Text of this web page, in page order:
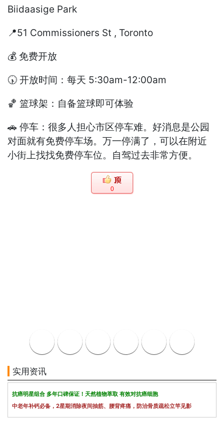
Biidaasige Park
📍51 Commissioners St , Toronto
💰 免费开放
🕠 开放时间：每天 5:30am-12:00am
🏀 篮球架：自备篮球即可体验
🚗 停车：很多人担心市区停车难。好消息是公园
对面就有免费停车场。万一停满了，可以在附近
小街上找找免费停车位。自驾过去非常方便。
0
实用资讯
抗癌明星组合 多年口碑保证！天然植物萃取 有效对抗癌细胞
中老年补钙必备，2星期消除夜间抽筋、腰背疼痛，防治骨质疏松立竿见影